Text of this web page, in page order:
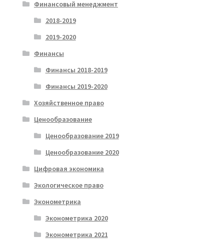
Финансовый менеджмент
2018-2019
2019-2020
Финансы
Финансы 2018-2019
Финансы 2019-2020
Хозяйственное право
Ценообразование
Ценообразование 2019
Ценообразование 2020
Цифровая экономика
Экологическое право
Эконометрика
Эконометрика 2020
Эконометрика 2021